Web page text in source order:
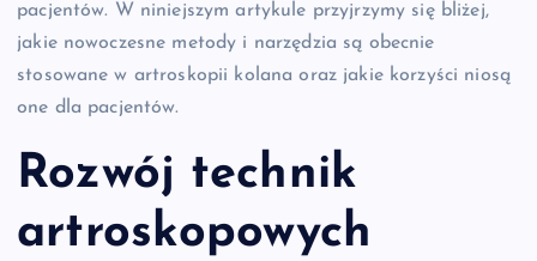
pacjentów. W niniejszym artykule przyjrzymy się bliżej,
jakie nowoczesne metody i narzędzia są obecnie
stosowane w artroskopii kolana oraz jakie korzyści niosą
one dla pacjentów.
Rozwój technik
artroskopowych